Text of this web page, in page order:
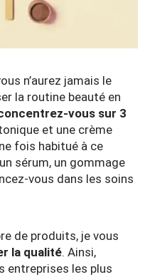
n’aurez jamais le
la routine beauté en
vous sur 3
et une crème
fois habitué à ce
sérum, un gommage
vous dans les soins
de produits, je vous
la qualité. Ainsi,
entreprises les plus